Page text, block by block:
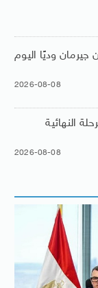
جيرمان وديًا اليوم
2026-08-08
النهائية
2026-08-08